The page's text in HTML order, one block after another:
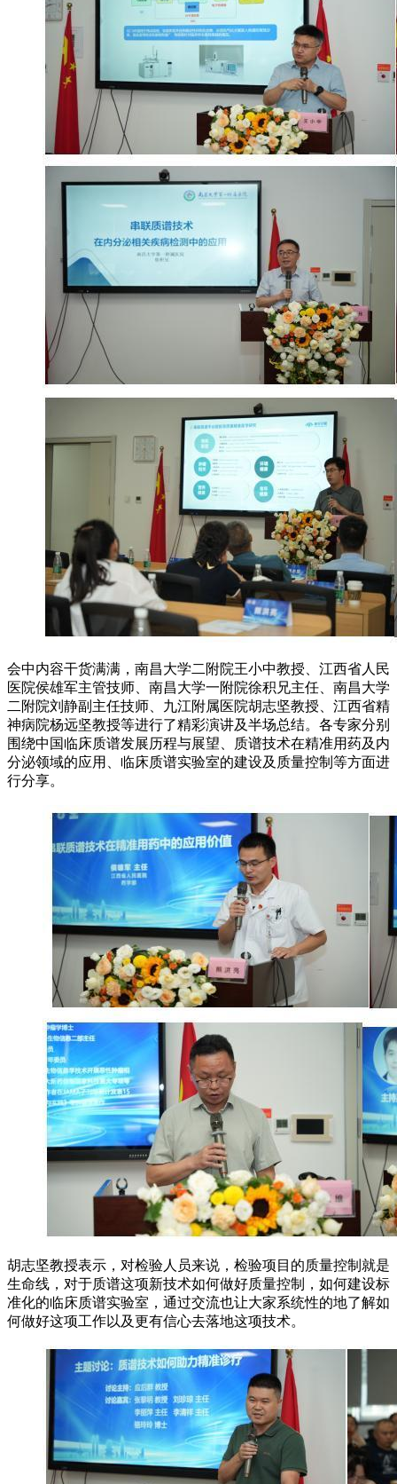
会中内容干货满满，南昌大学二附院王小中教授、江西省人民
医院侯雄军主管技师、南昌大学一附院徐积兄主任、南昌大学
二附院刘静副主任技师、九江附属医院胡志坚教授、江西省精
神病院杨远坚教授等进行了精彩演讲及半场总结。各专家分别
围绕中国临床质谱发展历程与展望、质谱技术在精准用药及内
分泌领域的应用、临床质谱实验室的建设及质量控制等方面进
行分享。
胡志坚教授表示，对检验人员来说，检验项目的质量控制就是
生命线，对于质谱这项新技术如何做好质量控制，如何建设标
准化的临床质谱实验室，通过交流也让大家系统性的地了解如
何做好这项工作以及更有信心去落地这项技术。